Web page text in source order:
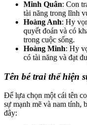
Minh Quân: Con
tài năng trong lĩnh
Hoàng Anh: Hy
quyết đoán và có
trong cuộc sống.
Hoàng Minh: Hy
có tài năng và đạt
Tên bé trai thể hiện
Để lựa chọn một cái tên
sự mạnh mẽ và nam tính,
đây: